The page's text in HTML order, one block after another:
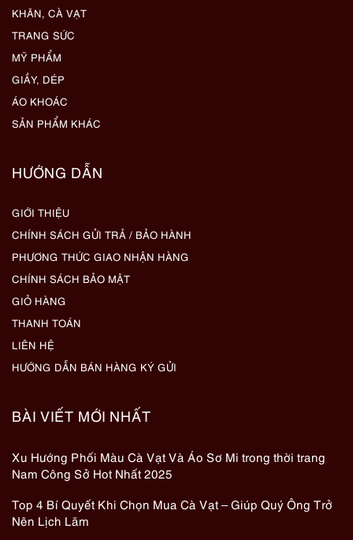
KHĂN, CÀ VẠT
TRANG SỨC
MỸ PHẨM
GIẦY, DÉP
ÁO KHOÁC
SẢN PHẨM KHÁC
HƯỚNG DẪN
GIỚI THIỆU
CHÍNH SÁCH GỬI TRẢ / BẢO HÀNH
PHƯƠNG THỨC GIAO NHẬN HÀNG
CHÍNH SÁCH BẢO MẬT
GIỎ HÀNG
THANH TOÁN
LIÊN HỆ
HƯỚNG DẪN BÁN HÀNG KÝ GỬI
BÀI VIẾT MỚI NHẤT
Xu Hướng Phối Màu Cà Vạt Và Áo Sơ Mi trong thời trang
Nam Công Sở Hot Nhất 2025
Top 4 Bí Quyết Khi Chọn Mua Cà Vạt – Giúp Quý Ông Trở
Nên Lịch Lãm